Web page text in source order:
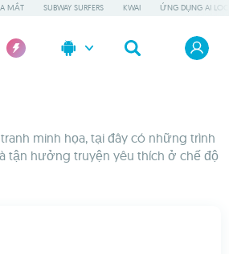
MẮT SUBWAY SURFERS KWAI ỨNG DỤNG AI
minh họa, tại đây có những trình
tận hưởng truyện yêu thích ở chế độ